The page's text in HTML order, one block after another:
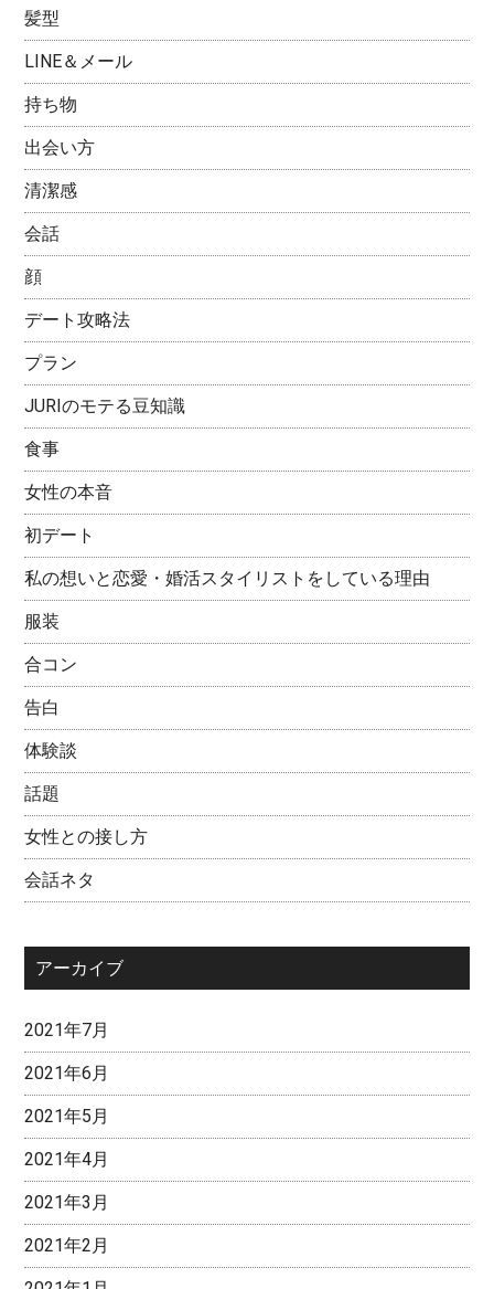
髪型
LINE＆メール
持ち物
出会い方
清潔感
会話
顔
デート攻略法
プラン
JURIのモテる豆知識
食事
女性の本音
初デート
私の想いと恋愛・婚活スタイリストをしている理由
服装
合コン
告白
体験談
話題
女性との接し方
会話ネタ
アーカイブ
2021年7月
2021年6月
2021年5月
2021年4月
2021年3月
2021年2月